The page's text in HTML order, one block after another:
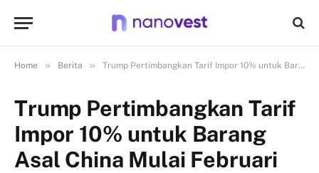
Home » Berita » Trump Pertimbangkan Tarif Impor 10% untuk Barang Asal China Mulai Februari
Trump Pertimbangkan Tarif
Impor 10% untuk Barang
Asal China Mulai Februari